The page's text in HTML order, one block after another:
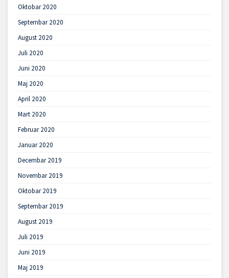
Oktobar 2020
Septembar 2020
August 2020
Juli 2020
Juni 2020
Maj 2020
April 2020
Mart 2020
Februar 2020
Januar 2020
Decembar 2019
Novembar 2019
Oktobar 2019
Septembar 2019
August 2019
Juli 2019
Juni 2019
Maj 2019